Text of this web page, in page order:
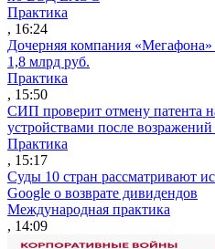
Практика
, 16:24
Дочерняя компания
1,8 млрд руб.
Практика
, 15:50
СИП проверит отмену патента
устройствами после
Практика
, 15:17
Суды 10 стран рассматривают
Google о возврате дивидендов
Международная практика
, 14:09